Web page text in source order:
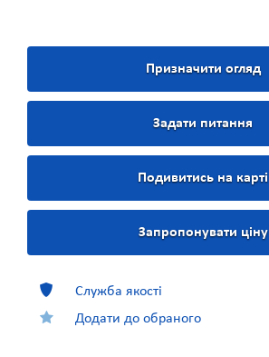
Призначити огляд
Задати питання
Подивитись на карті
Запропонувати ціну
Служба якості
Додати до обраного